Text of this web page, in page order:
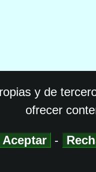
y de
ofrecer
Aceptar -